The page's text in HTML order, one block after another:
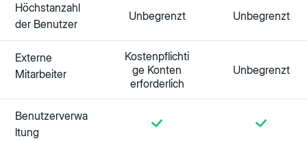
Höchstanzahl
der Benutzer
Unbegrenzt Unbegrenzt
Externe
Mitarbeiter
Kostenpflichti
ge Konten
erforderlich
Unbegrenzt
Benutzerverwa
ltung